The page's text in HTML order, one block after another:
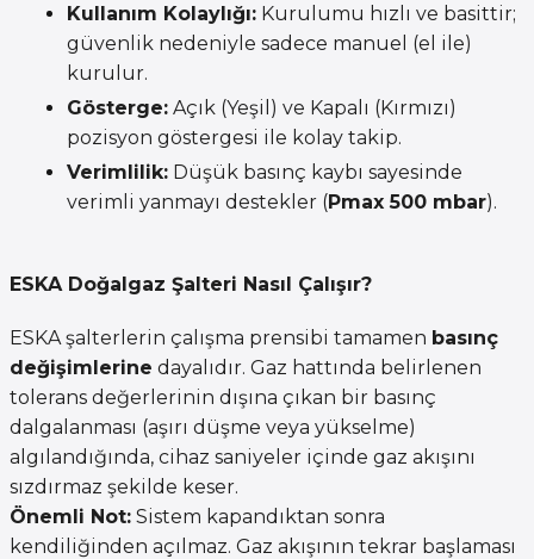
Kullanım Kolaylığı: Kurulumu hızlı ve basittir;
güvenlik nedeniyle sadece manuel (el ile)
kurulur.
Gösterge: Açık (Yeşil) ve Kapalı (Kırmızı)
pozisyon göstergesi ile kolay takip.
Verimlilik: Düşük basınç kaybı sayesinde
verimli yanmayı destekler (Pmax 500 mbar).
ESKA Doğalgaz Şalteri Nasıl Çalışır?
ESKA şalterlerin çalışma prensibi tamamen basınç
değişimlerine dayalıdır. Gaz hattında belirlenen
tolerans değerlerinin dışına çıkan bir basınç
dalgalanması (aşırı düşme veya yükselme)
algılandığında, cihaz saniyeler içinde gaz akışını
sızdırmaz şekilde keser.
Önemli Not: Sistem kapandıktan sonra
kendiliğinden açılmaz. Gaz akışının tekrar başlaması